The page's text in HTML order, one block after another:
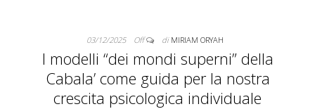
03/12/2025 Off di MIRIAM ORYAH
I modelli “dei mondi superni” della
Cabala’ come guida per la nostra
crescita psicologica individuale